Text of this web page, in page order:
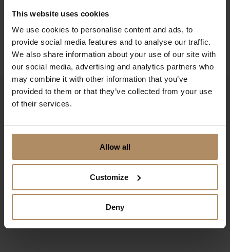
This website uses cookies
We use cookies to personalise content and ads, to
provide social media features and to analyse our traffic.
We also share information about your use of our site with
our social media, advertising and analytics partners who
may combine it with other information that you’ve
provided to them or that they’ve collected from your use
of their services.
Allow all
Customize
Deny
Møtelokalene byr på lerret, prosjektor og en liten scene
utenfor møterommet.
Møtekapasitet: 50
Hotellrom: 25